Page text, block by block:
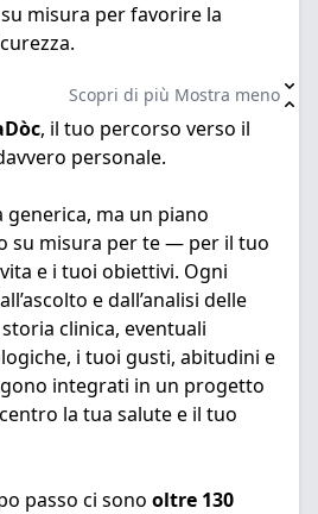
misura per favorire la
Scopri di più Mostra meno
, il tuo percorso verso il
personale.
generica, ma un piano
su misura per te — per il tuo
e i tuoi obiettivi. Ogni
e dall’analisi delle
clinica, eventuali
i tuoi gusti, abitudini e
integrati in un progetto
la tua salute e il tuo
passo ci sono oltre 130